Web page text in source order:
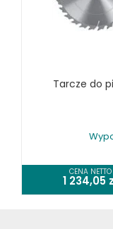
Tarcze do
CENA NETTO
1 234,05